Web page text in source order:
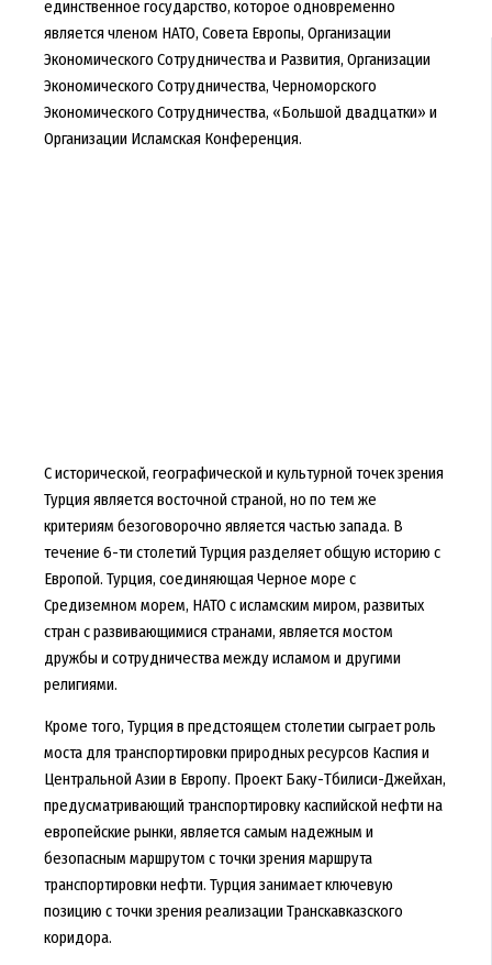
единственное государство, которое одновременно
является членом НАТО, Совета Европы, Организации
Экономического Сотрудничества и Развития, Организации
Экономического Сотрудничества, Черноморского
Экономического Сотрудничества, «Большой двадцатки» и
Организации Исламская Конференция.
С исторической, географической и культурной точек зрения
Турция является восточной страной, но по тем же
критериям безоговорочно является частью запада. В
течение 6-ти столетий Турция разделяет общую историю с
Европой. Турция, соединяющая Черное море с
Средиземном морем, НАТО с исламским миром, развитых
стран с развивающимися странами, является мостом
дружбы и сотрудничества между исламом и другими
религиями.
Кроме того, Турция в предстоящем столетии сыграет роль
моста для транспортировки природных ресурсов Каспия и
Центральной Азии в Европу. Проект Баку-Тбилиси-Джейхан,
предусматривающий транспортировку каспийской нефти на
европейские рынки, является самым надежным и
безопасным маршрутом с точки зрения маршрута
транспортировки нефти. Турция занимает ключевую
позицию с точки зрения реализации Транскавказского
коридора.